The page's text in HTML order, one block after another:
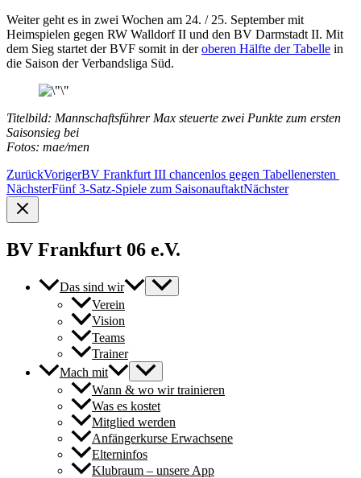
Weiter geht es in zwei Wochen am 24. / 25. September mit
Heimspielen gegen RW Walldorf II und den BV Darmstadt II. Mit
dem Sieg startet der BVF somit in deroberen Hälfte der Tabelle in
die Saison der Verbandsliga Süd.
Titelbild: Mannschaftsführer Max steuerte zwei Punkte zum ersten
Saisonsieg bei
Fotos: mae/men
ZurückVorigerBV Frankfurt III chancenlos gegen Tabellenersten
NächsterFünf 3-Satz-Spiele zum SaisonauftaktNächster
BV Frankfurt 06 e.V.
Das sind wir
Verein
Vision
Teams
Trainer
Mach mit
Wann & wo wir trainieren
Was es kostet
Mitglied werden
Anfängerkurse Erwachsene
Elterninfos
Klubraum – unsere App